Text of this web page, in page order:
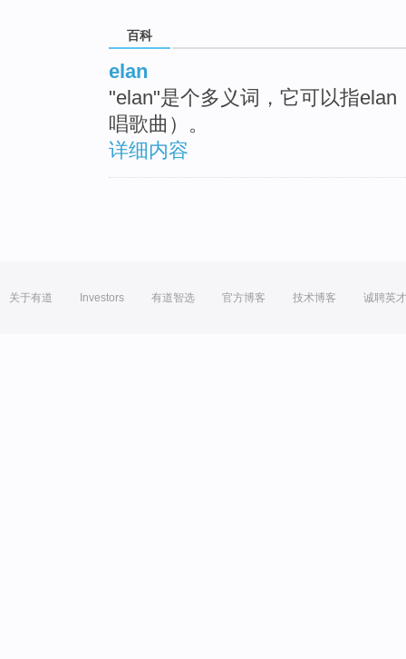
百科
elan
"elan"是个多义词，它可以指
唱歌曲）。
详细内容
关于有道 Investors 有道智选 官方博客 技术博客 诚聘英才